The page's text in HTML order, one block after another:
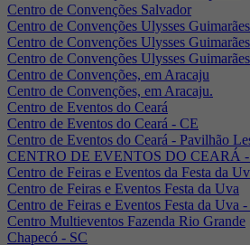
Centro de Convenções Salvador
Centro de Convenções Ulysses Guimarães
Centro de Convenções Ulysses
Centro de Convenções Ulysses
Centro de Convenções, em Aracaju
Centro de Convenções, em Aracaju.
Centro de Eventos do Ceará
Centro de Eventos do Ceará - CE
Centro de Eventos do Ceará - Pavilhão
CENTRO DE EVENTOS DO CEARÁ
Centro de Feiras e Eventos da Festa da
Centro de Feiras e Eventos Festa da Uva
Centro de Feiras e Eventos Festa da Uva -
Centro Multieventos Fazenda Rio Grande
Chapecó - SC